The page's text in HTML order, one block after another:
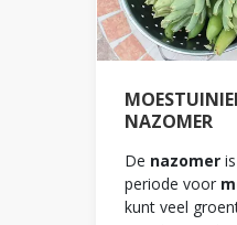
NAZOMER
De nazomer
periode voor
kunt veel